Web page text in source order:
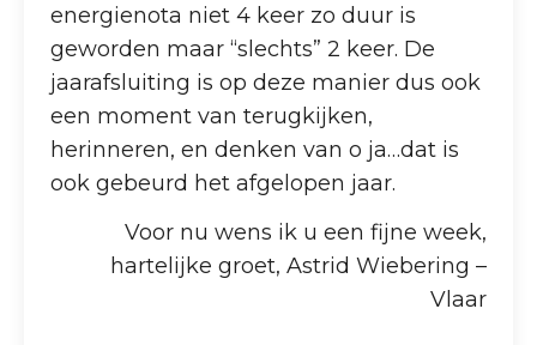
energienota niet 4 keer zo duur is
geworden maar “slechts” 2 keer. De
jaarafsluiting is op deze manier dus ook
een moment van terugkijken,
herinneren, en denken van o ja…dat is
ook gebeurd het afgelopen jaar.
Voor nu wens ik u een fijne week,
hartelijke groet, Astrid Wiebering –
Vlaar